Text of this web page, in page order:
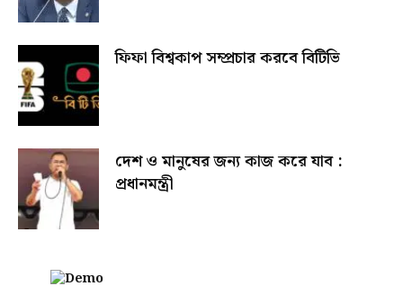
ফিফা বিশ্বকাপ সম্প্রচার করবে বিটিভি
দেশ ও মানুষের জন্য কাজ করে যাব :
প্রধানমন্ত্রী